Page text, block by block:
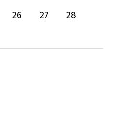
26 27
28